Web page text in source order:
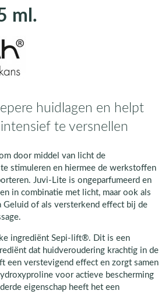
ml.
huidlagen en helpt
te versnellen
door middel van licht de
stimuleren en hiermee de werkstoffen
Juvi-Lite is ongeparfumeerd en
in combinatie met licht, maar ook als
of als versterkend effect bij de
ingrediënt Sepi-lift®. Dit is een
dat huidveroudering krachtig in de
een verstevigend effect en zorgt samen
voor actieve bescherming
eigenschap heeft het een